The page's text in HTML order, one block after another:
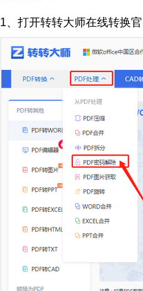
1、打开转转大师在线转换